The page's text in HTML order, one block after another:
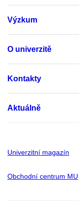
Výzkum
O univerzitě
Kontakty
Aktuálně
Univerzitní magazín
Obchodní centrum MU